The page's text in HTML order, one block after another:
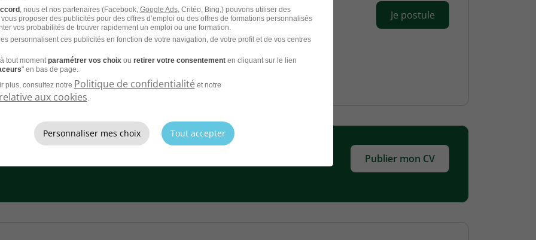
de Communication et
Tourisme H/F
Aurlom BTS+ Paris
Je postule
et laissez les recruteurs venir à
Publier mon CV
, nous et nos partenaires (Facebook, Google Ads, Critéo, Bing,) pouvons utiliser des
proposer des publicités pour des offres d’emploi ou des offres de formations personnalisés
vos probabilités de trouver rapidement un emploi ou une formation.
personnalisent ces publicités en fonction de votre navigation, de votre profil et de vos centres
tout moment paramétrer vos choixou retirer votre consentementen cliquant sur le lien
" en bas de page.
plus, consultez notre Politique de confidentialité et notre
aux cookies
Personnaliser mes choix Tout accepter